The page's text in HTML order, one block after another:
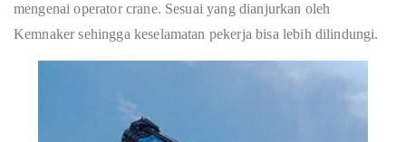
mengenai operator crane. Sesuai yang dianjurkan oleh
Kemnaker sehingga keselamatan pekerja bisa lebih dilindungi.